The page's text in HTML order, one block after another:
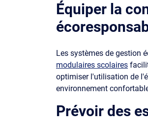
Équiper la
Les systèmes de gestion
modulaires scolaires
optimiser l'utilisation de
environnement
Prévoir des